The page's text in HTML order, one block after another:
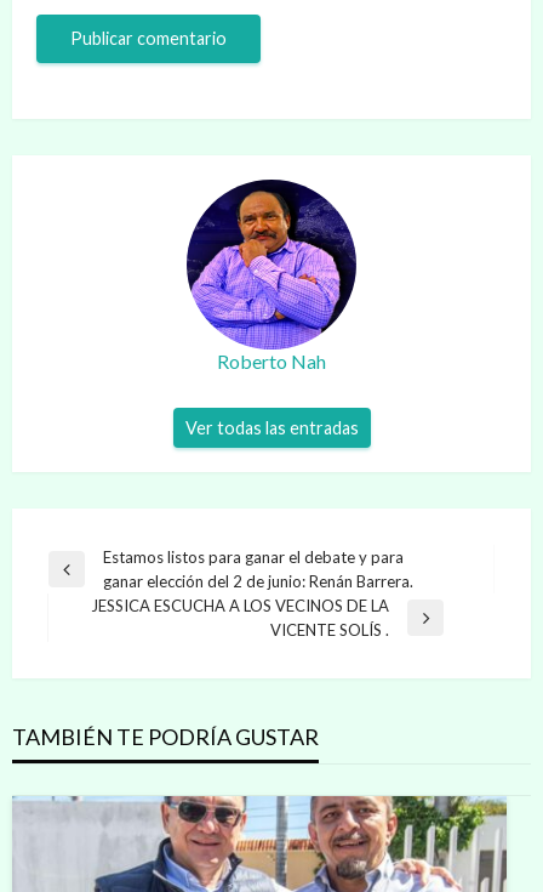
Roberto Nah
Ver todas las entradas
Navegación
Entrada
anterior
Estamos listos para ganar el debate y para
ganar elección del 2 de junio: Renán Barrera.
JESSICA ESCUCHA A LOS VECINOS DE LA
VICENTE SOLÍS .
TAMBIÉN TE PODRÍA GUSTAR